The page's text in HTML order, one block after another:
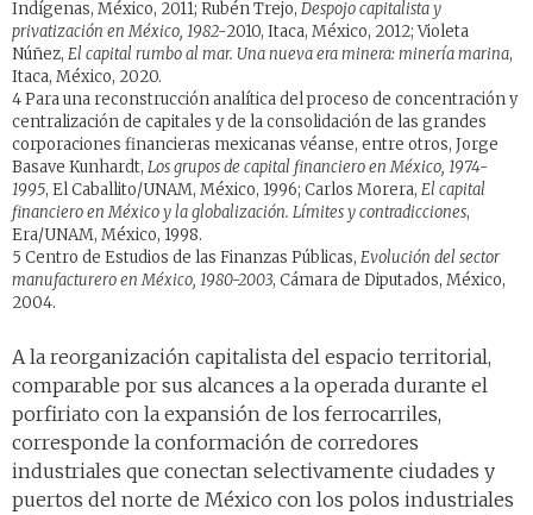
Indígenas, México, 2011; Rubén Trejo, Despojo capitalista y
privatización en México, 1982-2010, Itaca, México, 2012; Violeta
Núñez, El capital rumbo al mar. Una nueva era minera: minería marina,
Itaca, México, 2020.
4 Para una reconstrucción analítica del proceso de concentración y
centralización de capitales y de la consolidación de las grandes
corporaciones financieras mexicanas véanse, entre otros, Jorge
Basave Kunhardt, Los grupos de capital financiero en México, 1974-
1995, El Caballito/UNAM, México, 1996; Carlos Morera, El capital
financiero en México y la globalización. Límites y contradicciones,
Era/UNAM, México, 1998.
5 Centro de Estudios de las Finanzas Públicas, Evolución del sector
manufacturero en México, 1980-2003, Cámara de Diputados, México,
2004.
A la reorganización capitalista del espacio territorial,
comparable por sus alcances a la operada durante el
porfiriato con la expansión de los ferrocarriles,
corresponde la conformación de corredores
industriales que conectan selectivamente ciudades y
puertos del norte de México con los polos industriales